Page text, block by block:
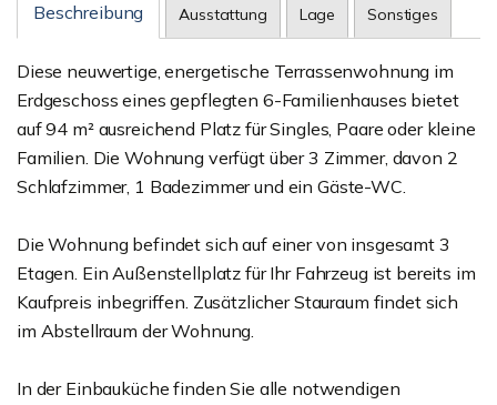
Beschreibung Ausstattung Lage Sonstiges
Diese neuwertige, energetische Terrassenwohnung im
Erdgeschoss eines gepflegten 6-Familienhauses bietet
auf 94 m² ausreichend Platz für Singles, Paare oder kleine
Familien. Die Wohnung verfügt über 3 Zimmer, davon 2
Schlafzimmer, 1 Badezimmer und ein Gäste-WC.
Die Wohnung befindet sich auf einer von insgesamt 3
Etagen. Ein Außenstellplatz für Ihr Fahrzeug ist bereits im
Kaufpreis inbegriffen. Zusätzlicher Stauraum findet sich
im Abstellraum der Wohnung.
In der Einbauküche finden Sie alle notwendigen